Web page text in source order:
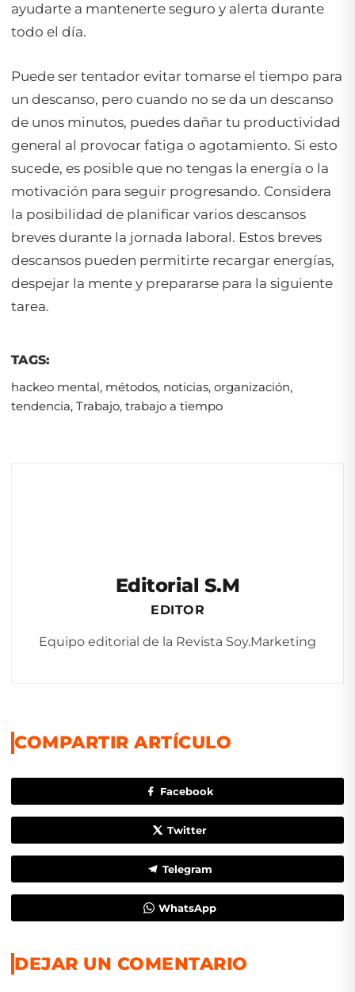
ayudarte a mantenerte seguro y alerta durante
todo el día.
Puede ser tentador evitar tomarse el tiempo para
un descanso, pero cuando no se da un descanso
de unos minutos, puedes dañar tu productividad
general al provocar fatiga o agotamiento. Si esto
sucede, es posible que no tengas la energía o la
motivación para seguir progresando. Considera
la posibilidad de planificar varios descansos
breves durante la jornada laboral. Estos breves
descansos pueden permitirte recargar energías,
despejar la mente y prepararse para la siguiente
tarea.
TAGS:
hackeo mental, métodos, noticias, organización,
tendencia, Trabajo, trabajo a tiempo
Editorial S.M
EDITOR
Equipo editorial de la Revista Soy.Marketing
COMPARTIR ARTÍCULO
Facebook
Twitter
Telegram
WhatsApp
DEJAR UN COMENTARIO